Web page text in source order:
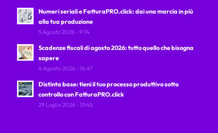
Numeri seriali e FatturaPRO.click: dai una marcia in più
alla tua produzione
5 Agosto 2026 - 9:14
Scadenze fiscali di agosto 2026: tutto quello che bisogna
sapere
4 Agosto 2026 - 16:47
Distinta base: tieni il tuo processo produttivo sotto
controllo con FatturaPRO.click
29 Luglio 2026 - 13:45